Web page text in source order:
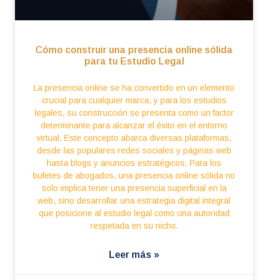
Cómo construir una presencia online sólida
para tu Estudio Legal
La presencia online se ha convertido en un elemento
crucial para cualquier marca, y para los estudios
legales, su construcción se presenta como un factor
determinante para alcanzar el éxito en el entorno
virtual. Este concepto abarca diversas plataformas,
desde las populares redes sociales y páginas web
hasta blogs y anuncios estratégicos. Para los
bufetes de abogados, una presencia online sólida no
solo implica tener una presencia superficial en la
web, sino desarrollar una estrategia digital integral
que posicione al estudio legal como una autoridad
respetada en su nicho.
Leer más »